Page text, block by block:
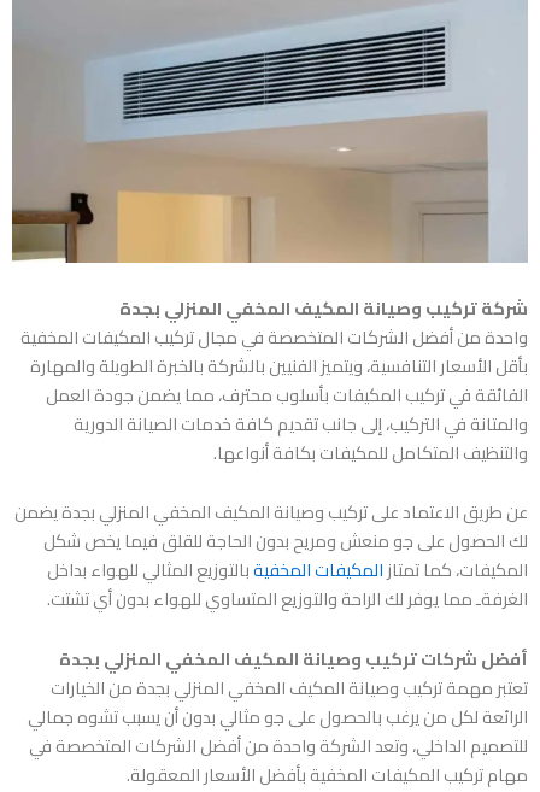
شركة تركيب وصيانة المكيف المخفي المنزلي بجدة
واحدة من أفضل الشركات المتخصصة في مجال تركيب المكيفات المخفية
بأقل الأسعار التنافسية، ويتميز الفنيين بالشركة بالخبرة الطويلة والمهارة
الفائقة في تركيب المكيفات بأسلوب محترف، مما يضمن جودة العمل
والمتانة في التركيب، إلى جانب تقديم كافة خدمات الصيانة الدورية
والتنظيف المتكامل للمكيفات بكافة أنواعها.
عن طريق الاعتماد علىتركيب وصيانة المكيف المخفي المنزلي بجدةيضمن
لك الحصول على جو منعش ومريح بدون الحاجة للقلق فيما يخص شكل
المكيفات، كما تمتازالمكيفات المخفيةبالتوزيع المثالي للهواء بداخل
الغرفةـ مما يوفر لك الراحة والتوزيع المتساوي للهواء بدون أي تشتت.
أفضل شركات تركيب وصيانة المكيف المخفي المنزلي بجدة
تعتبر مهمةتركيب وصيانة المكيف المخفي المنزلي بجدةمن الخيارات
الرائعة لكل من يرغب بالحصول على جو مثالي بدون أن يسبب تشوه جمالي
للتصميم الداخلي، وتعد الشركة واحدة من أفضل الشركات المتخصصة في
مهام تركيب المكيفات المخفية بأفضل الأسعار المعقولة.